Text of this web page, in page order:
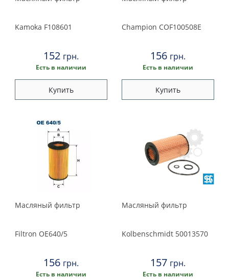
Kamoka F108601
152 грн.
Есть в наличии
Купить
Champion COF100508E
156 грн.
Есть в наличии
Купить
Масляный фильтр
Filtron OE640/5
156 грн.
Есть в наличии
Масляный фильтр
Kolbenschmidt 50013570
157 грн.
Есть в наличии